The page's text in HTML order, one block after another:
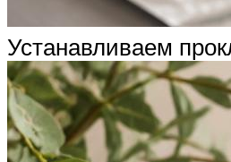
Устанавливаем